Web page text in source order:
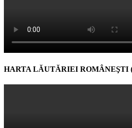
HARTA LĂUTĂRIEI ROMÂNEŞTI